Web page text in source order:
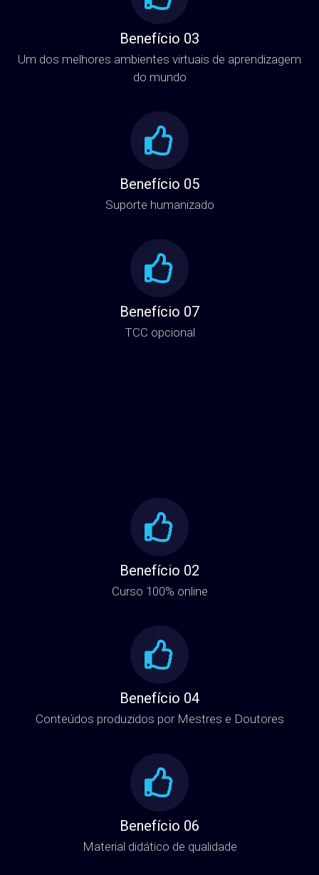
Benefício 03
Um dos melhores ambientes virtuais de aprendizagem
do mundo
Benefício 05
Suporte humanizado
Benefício 07
TCC opcional
Benefício 02
Curso 100% online
Benefício 04
Conteúdos produzidos por Mestres e Doutores
Benefício 06
Material didático de qualidade